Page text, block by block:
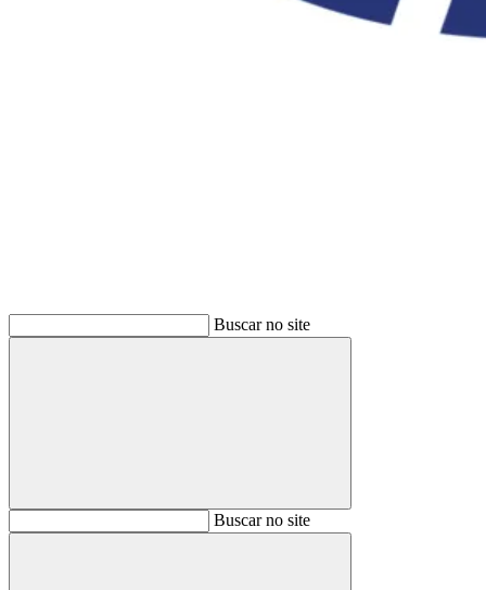
Buscar no site
BuscarBuscar no site